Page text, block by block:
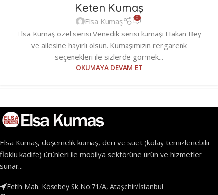
Keten Kumaş
Elsa Kumaş 0
Elsa Kumaş özel serisi Venedik serisi kumaşı Hakan Bey
ve ailesine hayırlı olsun. Kumaşımızın rengarenk
seçenekleri ile sizlerde görmek...
OKUMAYA DEVAM ET
Elsa Kumaş, döşemelik kumaş, deri ve süet (kolay temizlenebilir
floklu kadife) ürünleri ile mobilya sektörüne ürün ve hizmetler
sunar...
Fetih Mah. Kösebey Sk No:71/A, Ataşehir/İstanbul